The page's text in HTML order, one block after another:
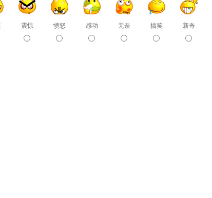
震惊 愤怒 感动 无奈 搞笑 新奇